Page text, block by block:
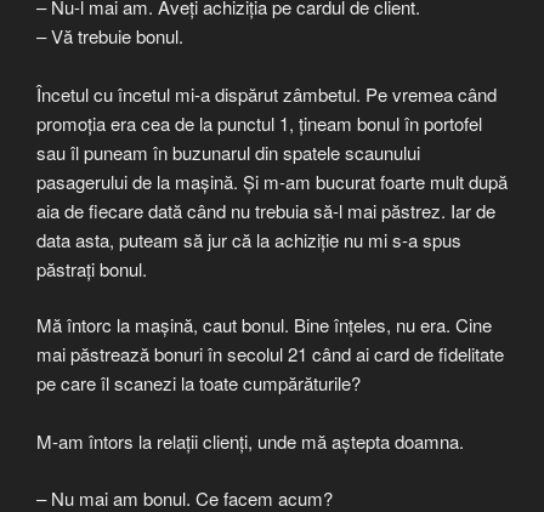
– Nu-l mai am. Aveți achiziția pe cardul de client.
– Vă trebuie bonul.
Încetul cu încetul mi-a dispărut zâmbetul. Pe vremea când
promoția era cea de la punctul 1, țineam bonul în portofel
sau îl puneam în buzunarul din spatele scaunului
pasagerului de la mașină. Și m-am bucurat foarte mult după
aia de fiecare dată când nu trebuia să-l mai păstrez. Iar de
data asta, puteam să jur că la achiziție nu mi s-a spus
păstrați bonul.
Mă întorc la mașină, caut bonul. Bine înțeles, nu era. Cine
mai păstrează bonuri în secolul 21 când ai card de fidelitate
pe care îl scanezi la toate cumpărăturile?
M-am întors la relații clienți, unde mă aștepta doamna.
– Nu mai am bonul. Ce facem acum?